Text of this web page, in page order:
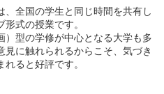
、全国の学生と同じ時間を共有し
式の授業です。
）型の学修が中心となる大学も多
見に触れられるからこそ、気づき
ると好評です。